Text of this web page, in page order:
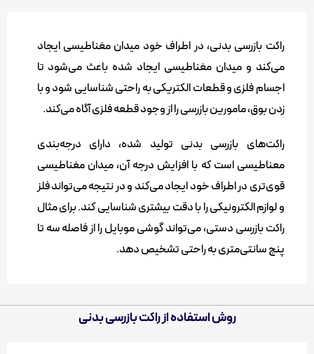
راکت بازرسی بدنی، در اطراف خود میدان مغناطیسی ایجاد
می‌کند و میدان مغناطیسی ایجاد شده باعث می‌شود تا
اجسام فلزی و قطعات الکتریکی به راحتی شناسایی شود و با
زدن بوق، مامورین بازرسی را از وجود قطعه فلزی آگاه می‌کند.
راکت‌های بازرسی بدنی تولید شده، دارای درجه‌بندی
معناطیسی است که با افزایش درجه آن، میدان مغناطیسی
قوی‌تری در اطراف خود ایجاد می‌کند و در نتیجه می‌تواند فلز
و لوازم الکترونیکی را با دقت بیشتری شناسایی کند. برای مثال
راکت بازرسی دستی، می‌تواند گوشی موبایل را از فاصله سه تا
پنج سانتی‌متری به راحتی تشخیص دهد.
روش استفاده از راکت بازرسی بدنی